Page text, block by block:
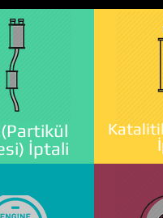
İptali